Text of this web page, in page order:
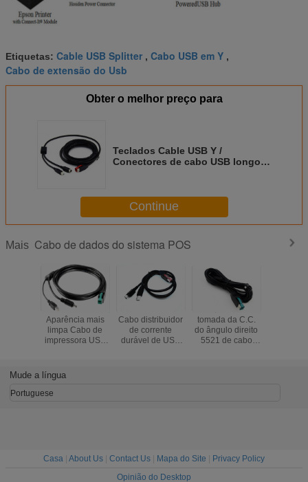
Etiquetas: Cable USB Splitter , Cabo USB em Y ,
Cabo de extensão do Usb
Obter o melhor preço para
Teclados Cable USB Y /
Conectores de cabo USB longo
Continue
Mais Cabo de dados do sistema POS
Aparência mais
limpa Cabo de
impressora USB
Macho E 5521 DC
Cabo distribuidor
de corrente
durável de USB
tomada da C.C.
do ângulo direito
5521 de cabo
Mude a língua
Portuguese
Casa About Us Contact Us Mapa do Site
Privacy Policy
Opinião do Desktop